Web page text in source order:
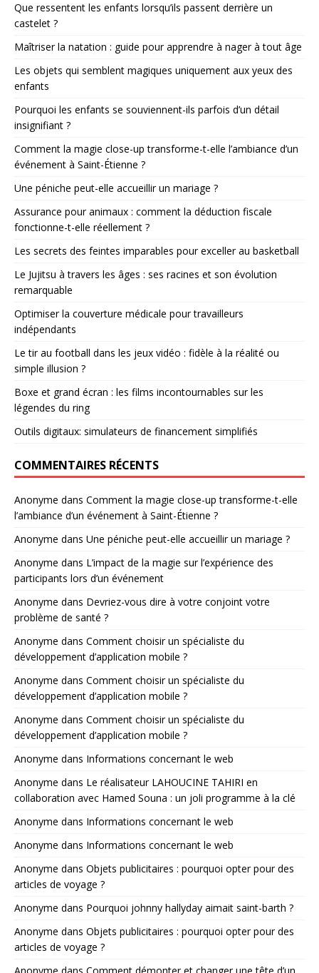
Que ressentent les enfants lorsqu’ils passent derrière un
castelet ?
Maîtriser la natation : guide pour apprendre à nager à tout âge
Les objets qui semblent magiques uniquement aux yeux des
enfants
Pourquoi les enfants se souviennent-ils parfois d’un détail
insignifiant ?
Comment la magie close-up transforme-t-elle l’ambiance d’un
événement à Saint-Étienne ?
Une péniche peut-elle accueillir un mariage ?
Assurance pour animaux : comment la déduction fiscale
fonctionne-t-elle réellement ?
Les secrets des feintes imparables pour exceller au basketball
Le Jujitsu à travers les âges : ses racines et son évolution
remarquable
Optimiser la couverture médicale pour travailleurs
indépendants
Le tir au football dans les jeux vidéo : fidèle à la réalité ou
simple illusion ?
Boxe et grand écran : les films incontournables sur les
légendes du ring
Outils digitaux: simulateurs de financement simplifiés
COMMENTAIRES RÉCENTS
Anonyme dans Comment la magie close-up transforme-t-elle
l’ambiance d’un événement à Saint-Étienne ?
Anonyme dans Une péniche peut-elle accueillir un mariage ?
Anonyme dans L’impact de la magie sur l’expérience des
participants lors d’un événement
Anonyme dans Devriez-vous dire à votre conjoint votre
problème de santé ?
Anonyme dans Comment choisir un spécialiste du
développement d’application mobile ?
Anonyme dans Comment choisir un spécialiste du
développement d’application mobile ?
Anonyme dans Comment choisir un spécialiste du
développement d’application mobile ?
Anonyme dans Informations concernant le web
Anonyme dans Le réalisateur LAHOUCINE TAHIRI en
collaboration avec Hamed Souna : un joli programme à la clé
Anonyme dans Informations concernant le web
Anonyme dans Informations concernant le web
Anonyme dans Objets publicitaires : pourquoi opter pour des
articles de voyage ?
Anonyme dans Pourquoi johnny hallyday aimait saint-barth ?
Anonyme dans Objets publicitaires : pourquoi opter pour des
articles de voyage ?